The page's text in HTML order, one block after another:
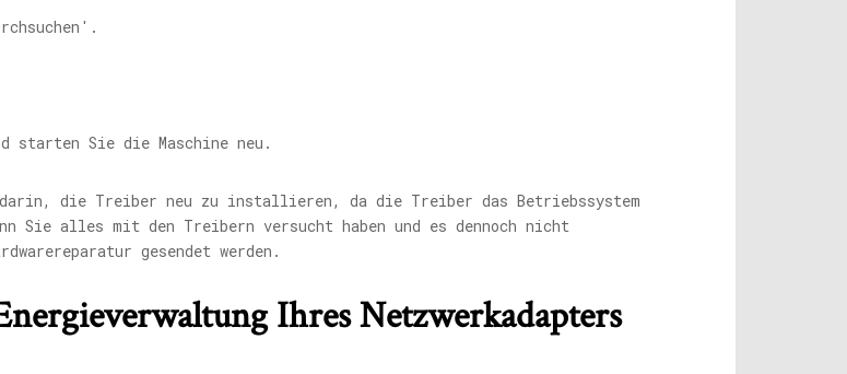
starten Sie die Maschine neu.
die Treiber neu zu installieren, da die Treiber das Betriebssystem
Sie alles mit den Treibern versucht haben und es dennoch nicht
gesendet werden.
Ihres Netzwerkadapters